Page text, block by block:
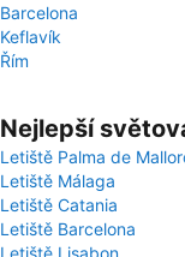
Barcelona
Keflavík
Řím
Nejlepší
Letiště Palma de
Letiště Málaga
Letiště Catania
Letiště Barcelona
Letiště Lisabon